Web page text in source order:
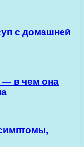
с домашней
— в чем она